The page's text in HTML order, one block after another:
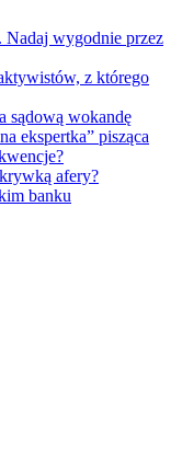
Nadaj wygodnie przez
z którego
sądową wokandę
ekspertka” pisząca
afery?
banku